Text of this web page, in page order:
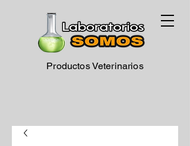
Productos Veterinarios